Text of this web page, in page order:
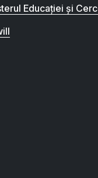
Educației și